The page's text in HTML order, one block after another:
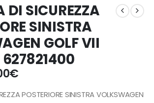
DI SICUREZZA
SINISTRA
GOLF VII
627821400
€Il
attuale
POSTERIORE SINISTRA VOLKSWAGEN